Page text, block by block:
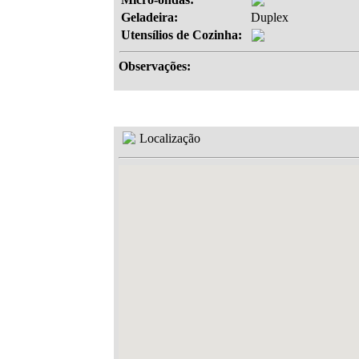
Geladeira:
Duplex
Utensílios de Cozinha:
Observações:
Localização